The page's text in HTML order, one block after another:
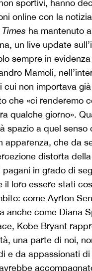
sportivi, hanno
online con la
ha mantenuto
un live update
sempre in
Mamoli,
cui non importava
che «ci renderemo
qualche giorno».
spazio a quel senso
apparenza, che da
distorta
in grado di
il loro essere stati
come Ayrton
anche come Diana
Kobe Bryant
una parte di noi,
e da appassionati